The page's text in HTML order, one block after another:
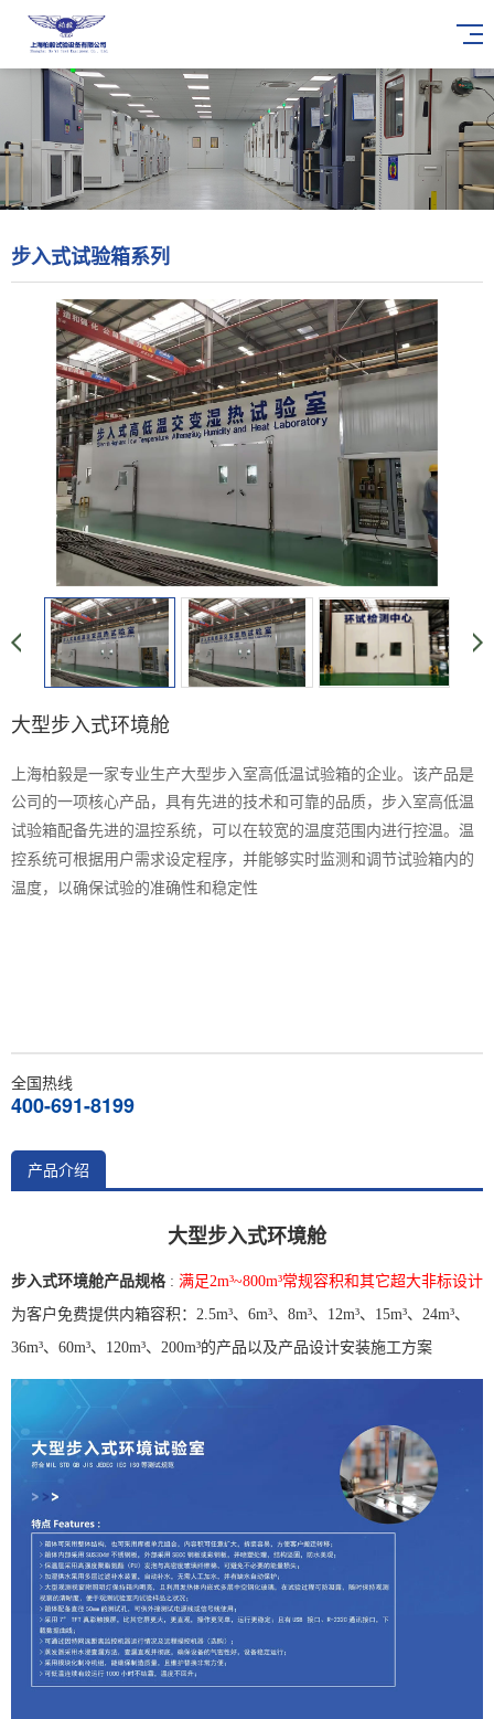
步入式试验箱系列
大型步入式环境舱
上海柏毅是一家专业生产大型步入室高低温试验箱的企业。该产品是
公司的一项核心产品，具有先进的技术和可靠的品质， 步入室高低温
试验箱配备先进的温控系统，可以在较宽的温度范围内进行控温。温
控系统可根据用户需求设定程序，并能够实时监测和调节试验箱内的
温度，以确保试验的准确性和稳定性
全国热线
400-691-8199
产品介绍
大型步入式环境舱
步入式环境舱产品规格: 满足2m³~800m³常规容积和其它超大非标设计
为客户免费提供内箱容积：2.5m³、6m³、8m³、12m³、15m³、24m³、
36m³、60m³、120m³、200m³的产品以及产品设计安装施工方案